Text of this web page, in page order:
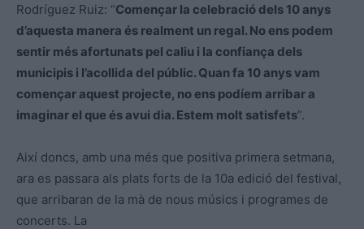
Rodríguez Ruiz: “Començar la celebració dels 10 anys
d’aquesta manera és realment un regal. No ens podem
sentir més afortunats pel caliu i la confiança dels
municipis i l’acollida del públic. Quan fa 10 anys vam
començar aquest projecte, no ens podíem arribar a
imaginar el que és avui dia. Estem molt satisfets”.
Així doncs, amb una més que positiva primera setmana,
ara es passara als plats forts de la 10a edició del festival,
que arribaran de la mà de nous músics i programes de
concerts. La